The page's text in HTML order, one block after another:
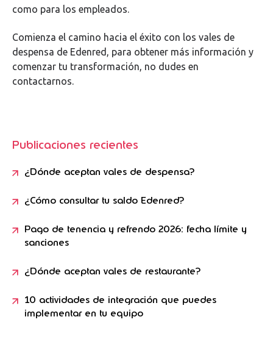
como para los empleados.
Comienza el camino hacia el éxito con los vales de
despensa de Edenred, para obtener más información y
comenzar tu transformación, no dudes en
contactarnos.
Publicaciones recientes
¿Dónde aceptan vales de despensa?
¿Cómo consultar tu saldo Edenred?
Pago de tenencia y refrendo 2026: fecha límite y
sanciones
¿Dónde aceptan vales de restaurante?
10 actividades de integración que puedes
implementar en tu equipo